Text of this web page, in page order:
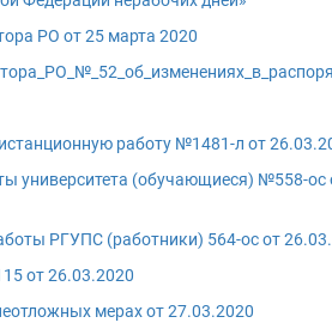
РО от 25 марта 2020
работу №1481-л от
университета (обучающиеся) №558-ос
РГУПС (работники) 564-ос от
от 26.03.2020
мерах от 27.03.2020